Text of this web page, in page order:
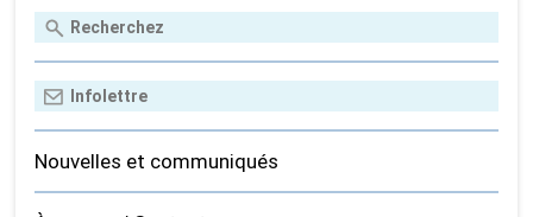
Nouvelles et communiqués